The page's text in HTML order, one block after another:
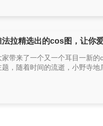
拉精选出的cos图，让你
带来了一个又一个耳目一新
，随着时间的流逝，小野寺